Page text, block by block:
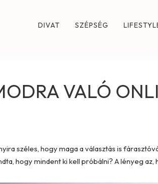
DIVAT SZÉPSÉG
VALÓ
széles, hogy maga a választás is
hogy mindent ki kell próbálni? A lényeg